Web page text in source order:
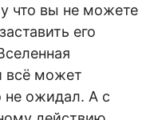
что вы не можете
его
всё может
не ожидал. А с